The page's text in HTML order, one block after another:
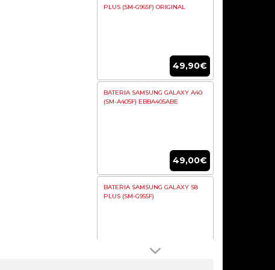
PLUS (SM-G965F) ORIGINAL
49,90€
BATERIA SAMSUNG GALAXY A40
(SM-A405F) EBBA405ABE
49,00€
BATERIA SAMSUNG GALAXY S8
PLUS (SM-G955F)